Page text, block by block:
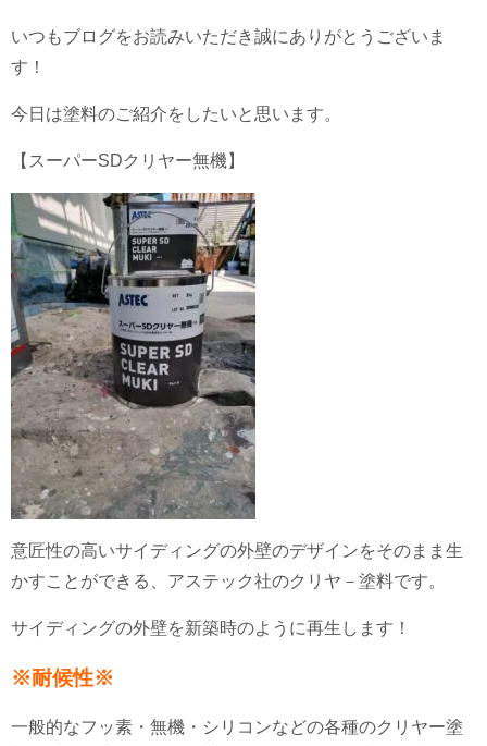
いつもブログをお読みいただき誠にありがとうございま
す！
今日は塗料のご紹介をしたいと思います。
【スーパーSDクリヤー無機】
意匠性の高いサイディングの外壁のデザインをそのまま生
かすことができる、アステック社のクリヤ－塗料です。
サイディングの外壁を新築時のように再生します！
※耐候性※
一般的なフッ素・無機・シリコンなどの各種のクリヤー塗